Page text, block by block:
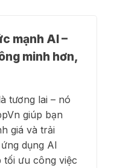
dẫn nhận
Plus 12 tháng
báo: Xuất hiện
và hướng dẫn
giúp "mở
Claude Max
nghiên cứu AI
liệu thành tri
AI –
tưởng thành
chất lượng cao
mạnh AI –
minh hơn,
tương lai – nó
giúp bạn
giá và trải
dụng AI
tối ưu công việc